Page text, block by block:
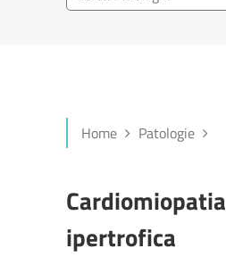
Home Patologie
Cardiomiopatia
ipertrofica